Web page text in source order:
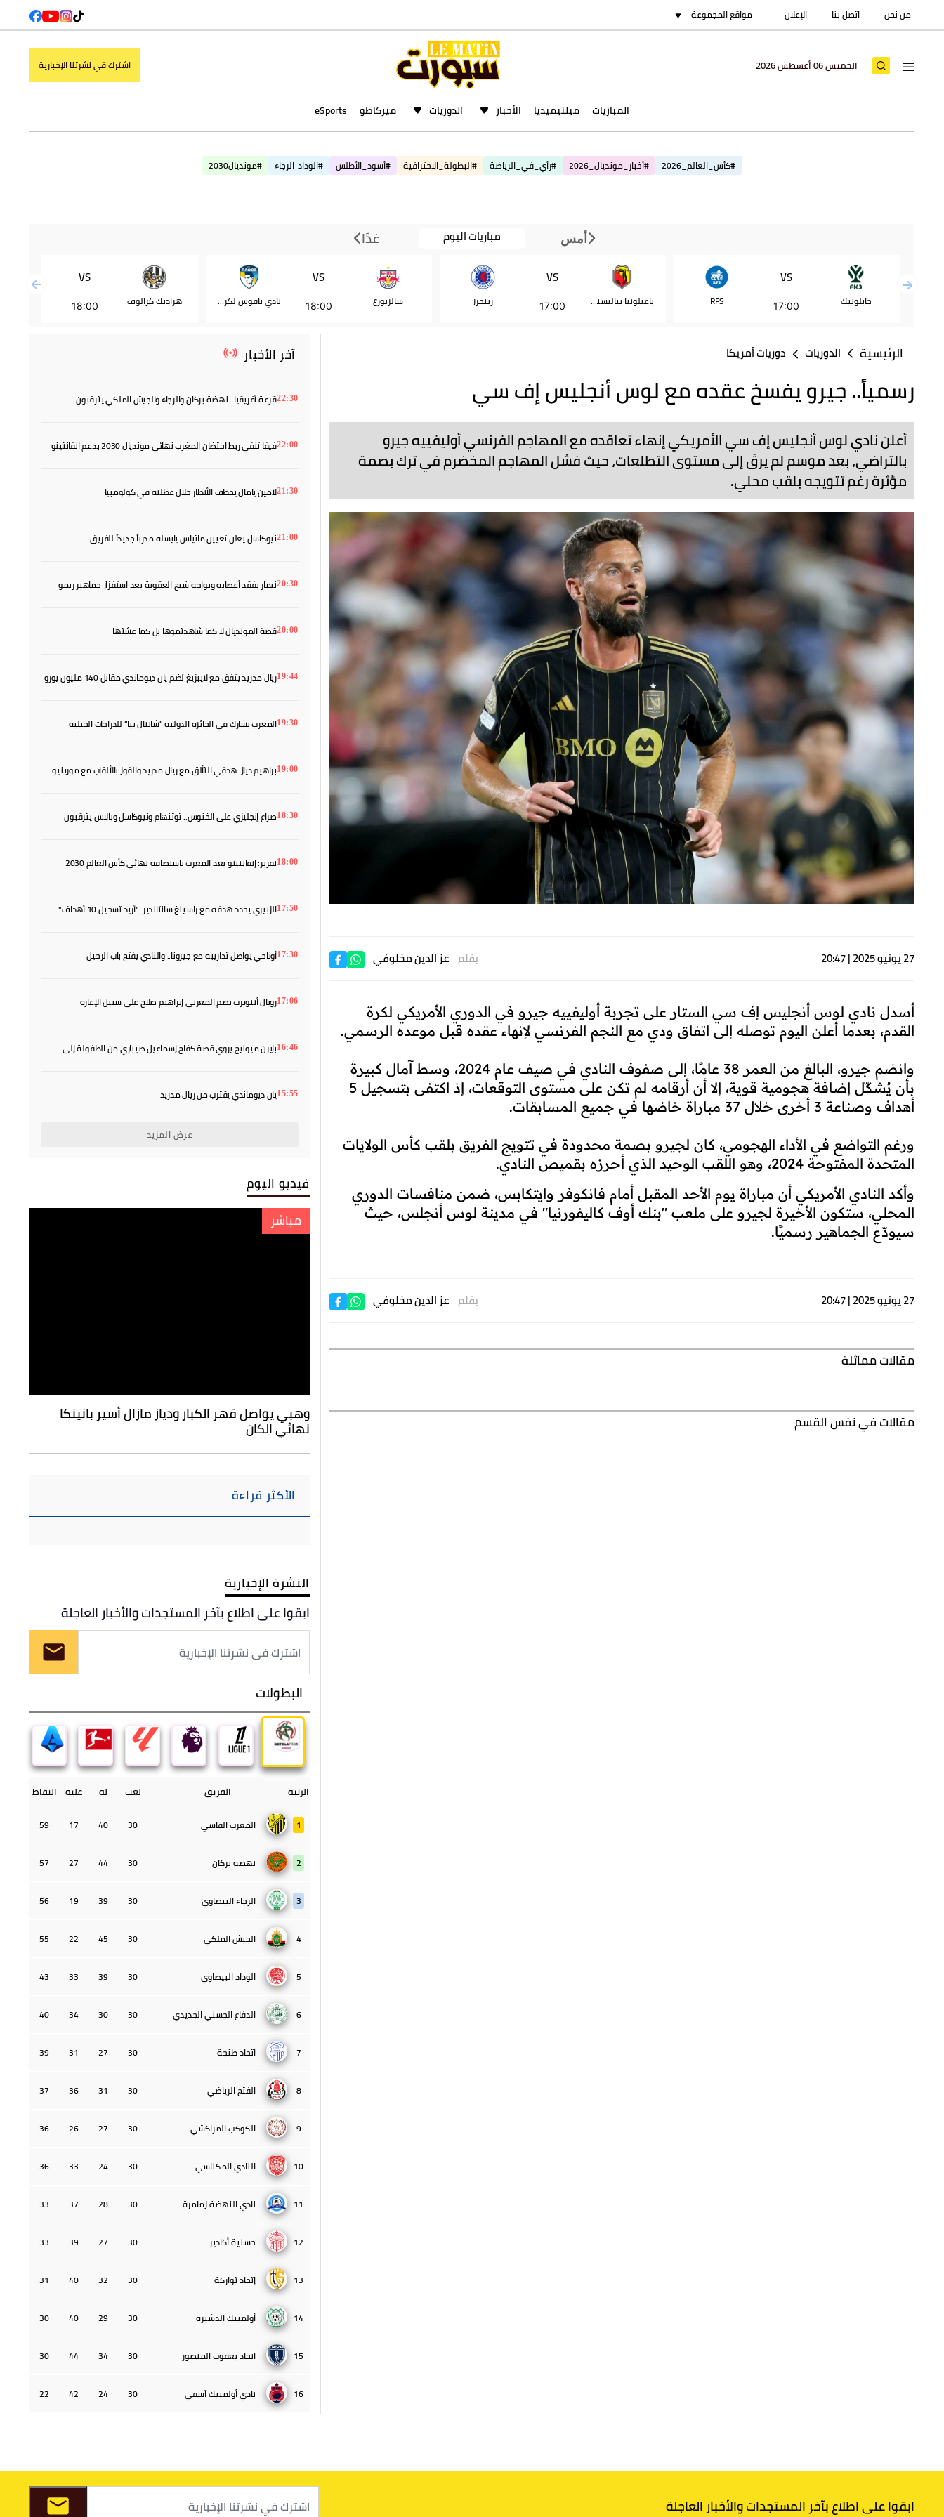
من نحن اتصل بنا الإعلان مواقع المجموعة
الخميس 06 أغسطس 2026 اشترك في نشرتنا الإخبارية
المباريات ميلتيميديا الأخبار الدوريات ميركاطو eSports
#كأس_العالم_2026 #أخبار_مونديال_2026 #رأي_في_الرياضة #البطولة_الاحترافية #أسود_الأطلس #الوداد-الرجاء #مونديال2030
أمس مباريات اليوم غدًا
جابلونيك
VS
17:00
RFS ياغيلونيا بياليستوك
VS
17:00 رينجرز سالزبورغ
VS
18:00 نادي بافوس لكرة القدم هراديك كرالوف
VS
18:00
الرئيسية الدوريات دوريات أمريكا
رسمياً.. جيرو يفسخ عقده مع لوس أنجليس إف سي
أعلن نادي لوس أنجليس إف سي الأمريكي إنهاء تعاقده مع المهاجم الفرنسي أوليفييه جيرو
بالتراضي، بعد موسم لم يرقَ إلى مستوى التطلعات، حيث فشل المهاجم المخضرم في ترك بصمة
مؤثرة رغم تتويجه بلقب محلي.
27 يونيو 2025 | 20:47 بقلم عز الدين مخلوفي
أسدل نادي لوس أنجليس إف سي الستار على تجربة أوليفييه جيرو في الدوري الأمريكي لكرة
القدم، بعدما أعلن اليوم توصله إلى اتفاق ودي مع النجم الفرنسي لإنهاء عقده قبل موعده الرسمي.
وانضم جيرو، البالغ من العمر 38 عامًا، إلى صفوف النادي في صيف عام 2024، وسط آمال كبيرة
بأن يُشكّل إضافة هجومية قوية، إلا أن أرقامه لم تكن على مستوى التوقعات، إذ اكتفى بتسجيل 5
أهداف وصناعة 3 أخرى خلال 37 مباراة خاضها في جميع المسابقات.
ورغم التواضع في الأداء الهجومي، كان لجيرو بصمة محدودة في تتويج الفريق بلقب كأس الولايات
المتحدة المفتوحة 2024، وهو اللقب الوحيد الذي أحرزه بقميص النادي.
وأكد النادي الأمريكي أن مباراة يوم الأحد المقبل أمام فانكوفر وايتكابس، ضمن منافسات الدوري
المحلي، ستكون الأخيرة لجيرو على ملعب "بنك أوف كاليفورنيا" في مدينة لوس أنجلس، حيث
سيودّع الجماهير رسميًا.
27 يونيو 2025 | 20:47 بقلم عز الدين مخلوفي
مقالات مماثلة
مقالات في نفس القسم
آخر الأخبار
22:30قرعة أفريقيا.. نهضة بركان والرجاء والجيش الملكي يترقبون
22:00فيفا تنفي ربط احتضان المغرب نهائي مونديال 2030 بدعم انفانتينو
21:30لامين يامال يخطف الأنظار خلال عطلته في كولومبيا
21:00نيوكاسل يعلن تعيين ماتياس يايسله مدرباً جديداً للفريق
20:30نيمار يفقد أعصابه ويواجه شبح العقوبة بعد استفزاز جماهير ريمو
20:00قصة المونديال لا كما شاهدتموها بل كما عشتها
19:44ريال مدريد يتفق مع لايبزيغ لضم يان ديوماندي مقابل 140 مليون يورو
19:30المغرب يشارك في الجائزة الدولية "شانتال بيا" للدراجات الجبلية
19:00براهيم دياز: هدفي التألق مع ريال مدريد والفوز بالألقاب مع مورينيو
18:30صراع إنجليزي على الخنوس.. توتنهام ونيوكاسل وبالاس يترقبون
18:00تقرير: إنفانتينو يعد المغرب باستضافة نهائي كأس العالم 2030
17:50الزبيري يحدد هدفه مع راسينغ سانتاندير: "أريد تسجيل 10 أهداف"
17:30أوناحي يواصل تداريبه مع جيرونا.. والنادي يفتح باب الرحيل
17:06رويال أنتويرب يضم المغربي إبراهيم صلاح على سبيل الإعارة
16:46بايرن ميونيخ يروي قصة كفاح إسماعيل صيباري من الطفولة إلى
15:55يان ديوماندي يقترب من ريال مدريد
عرض المزيد
فيديو اليوم
مباشر
وهبي يواصل قهر الكبار ودياز مازال أسير بانينكا
نهائي الكان
الأكثر قراءة
النشرة الإخبارية
ابقوا على اطلاع بآخر المستجدات والأخبار العاجلة
البطولات
الرتبة الفريق لعب له عليه النقاط
1 المغرب الفاسي 30
40
17
59
2 نهضة بركان 30
44
27
57
3 الرجاء البيضاوي 30
39
19
56
4 الجيش الملكي 30
45
22
55
5 الوداد البيضاوي 30
39
33
43
6 الدفاع الحسني الجديدي 30
30
34
40
7 اتحاد طنجة 30
27
31
39
8 الفتح الرياضي 30
31
36
37
9 الكوكب المراكشي 30
27
26
36
10 النادي المكناسي 30
24
33
36
11 نادي النهضة زمامرة 30
28
37
33
12 حسنية أكادير 30
27
39
33
13 إتحاد تواركة 30
32
40
31
14 أولمبيك الدشيرة 30
29
40
30
15 اتحاد يعقوب المنصور 30
34
44
30
16 نادي أولمبيك آسفي 30
24
42
22
ابقوا على اطلاع بآخر المستجدات والأخبار العاجلة